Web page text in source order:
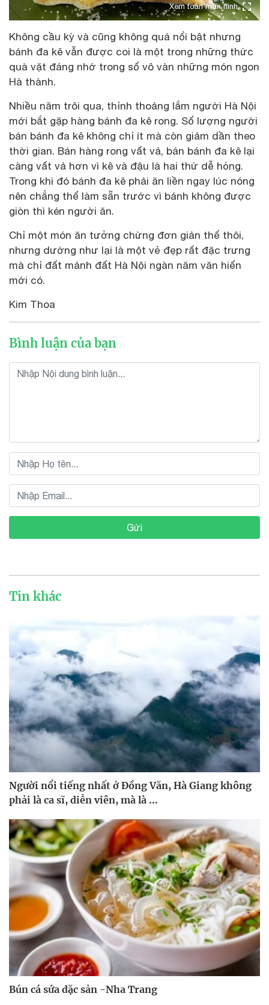
Xem toàn màn hình
Không cầu kỳ và cũng không quá nổi bật nhưng
bánh đa kê vẫn được coi là một trong những thức
quà vặt đáng nhớ trong số vô vàn những món ngon
Hà thành.
Nhiều năm trôi qua, thỉnh thoảng lắm người Hà Nội
mới bắt gặp hàng bánh đa kê rong. Số lượng người
bán bánh đa kê không chỉ ít mà còn giảm dần theo
thời gian. Bán hàng rong vất vả, bán bánh đa kê lại
càng vất vả hơn vì kê và đậu là hai thứ dễ hỏng.
Trong khi đó bánh đa kê phải ăn liền ngay lúc nóng
nên chẳng thể làm sẵn trước vì bánh không được
giòn thì kén người ăn.
Chỉ một món ăn tưởng chừng đơn giản thế thôi,
nhưng dường như lại là một vẻ đẹp rất đặc trưng
mà chỉ đất mảnh đất Hà Nội ngàn năm văn hiến
mới có.
Kim Thoa
Bình luận của bạn
Gửi
Tin khác
Người nổi tiếng nhất ở Đồng Văn, Hà Giang không
phải là ca sĩ, diễn viên, mà là ...
Bún cá sứa dặc sản -Nha Trang